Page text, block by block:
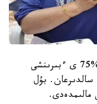
ۆاكسينا الۋعا جارامدى حالىقتىڭ شامامەن %75 ى ءبىرىنشى
دا سالدىرعان. بۇل
مالىمدەدى.